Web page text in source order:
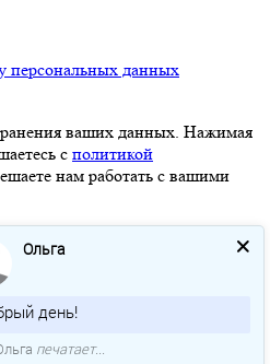
персональных данных
ваших данных. Нажимая
с политикой
нам работать с вашими
оставьте это поле пустым и вы
Ольга
день!
печатает...